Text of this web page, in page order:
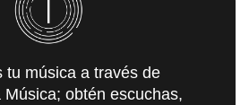
tu música a través de
Música; obtén escuchas,